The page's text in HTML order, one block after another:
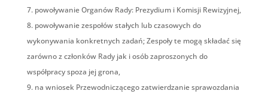
powoływanie Organów Rady: Prezydium i Komisji Rewizyjnej,
powoływanie zespołów stałych lub czasowych do
wykonywania konkretnych zadań; Zespoły te mogą składać się
zarówno z członków Rady jak i osób zaproszonych do
współpracy spoza jej grona,
na wniosek Przewodniczącego zatwierdzanie sprawozdania